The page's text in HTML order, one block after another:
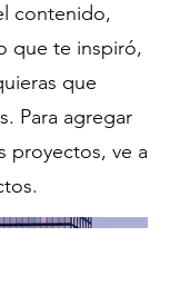
contenido,
que te inspiró,
que
Para agregar
proyectos, ve a